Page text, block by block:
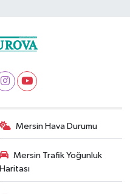
Mersin Hava Durumu
Mersin Trafik Yoğunluk
Haritası